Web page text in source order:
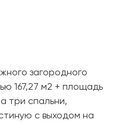
загородного
167,27 м2 + площадь
три спальни,
с выходом на